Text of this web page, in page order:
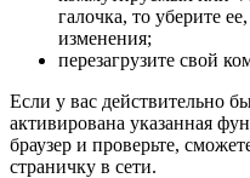
галочка, то уберите
изменения;
перезагрузите свой
Если у вас действительно
активирована указанная
браузер и проверьте,
страничку в сети.